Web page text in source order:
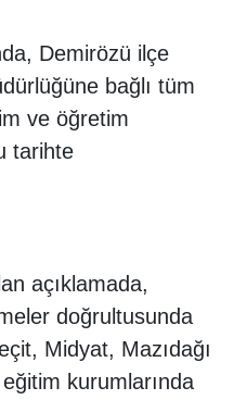
Demirözü ilçe
bağlı tüm
ve öğretim
tarihte
açıklamada,
doğrultusunda
Midyat, Mazıdağı
kurumlarında